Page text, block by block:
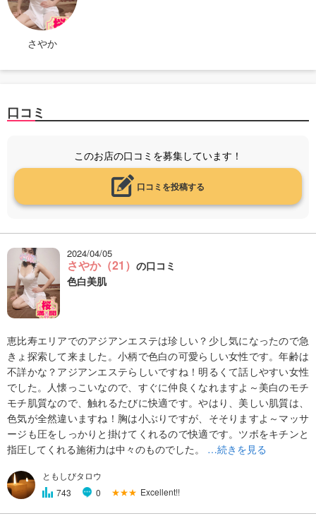
さやか
口コミ
このお店の口コミを募集しています！
口コミを投稿する
2024/04/05
さやか（21） の口コミ
色白美肌
恵比寿エリアでのアジアンエステは珍しい？少し気になったので急
きょ探索して来ました。小柄で色白の可愛らしい女性です。年齢は
不詳かな？アジアンエステらしいですね！明るくて話しやすい女性
でした。人懐っこいなので、すぐに仲良くなれますよ～美白のモチ
モチ肌質なので、触れるたびに快適です。やはり、美しい肌質は、
色気が全然違いますね！胸は小ぶりですが、そそりますよ～マッサ
ージも圧をしっかりと掛けてくれるので快適です。ツボをキチンと
指圧してくれる施術力は中々のものでした。 …続きを見る
ともしびタロウ
743
0 ★★★ Excellent!!